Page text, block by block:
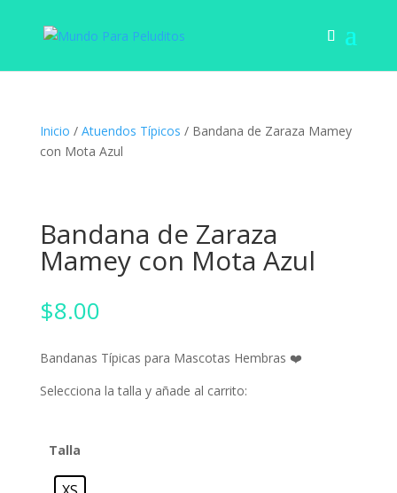
Inicio / Atuendos Típicos / Bandana de Zaraza Mamey
con Mota Azul
Bandana de Zaraza
Mamey con Mota Azul
$8.00
Bandanas Típicas para Mascotas Hembras ❤️
Selecciona la talla y añade al carrito:
Talla